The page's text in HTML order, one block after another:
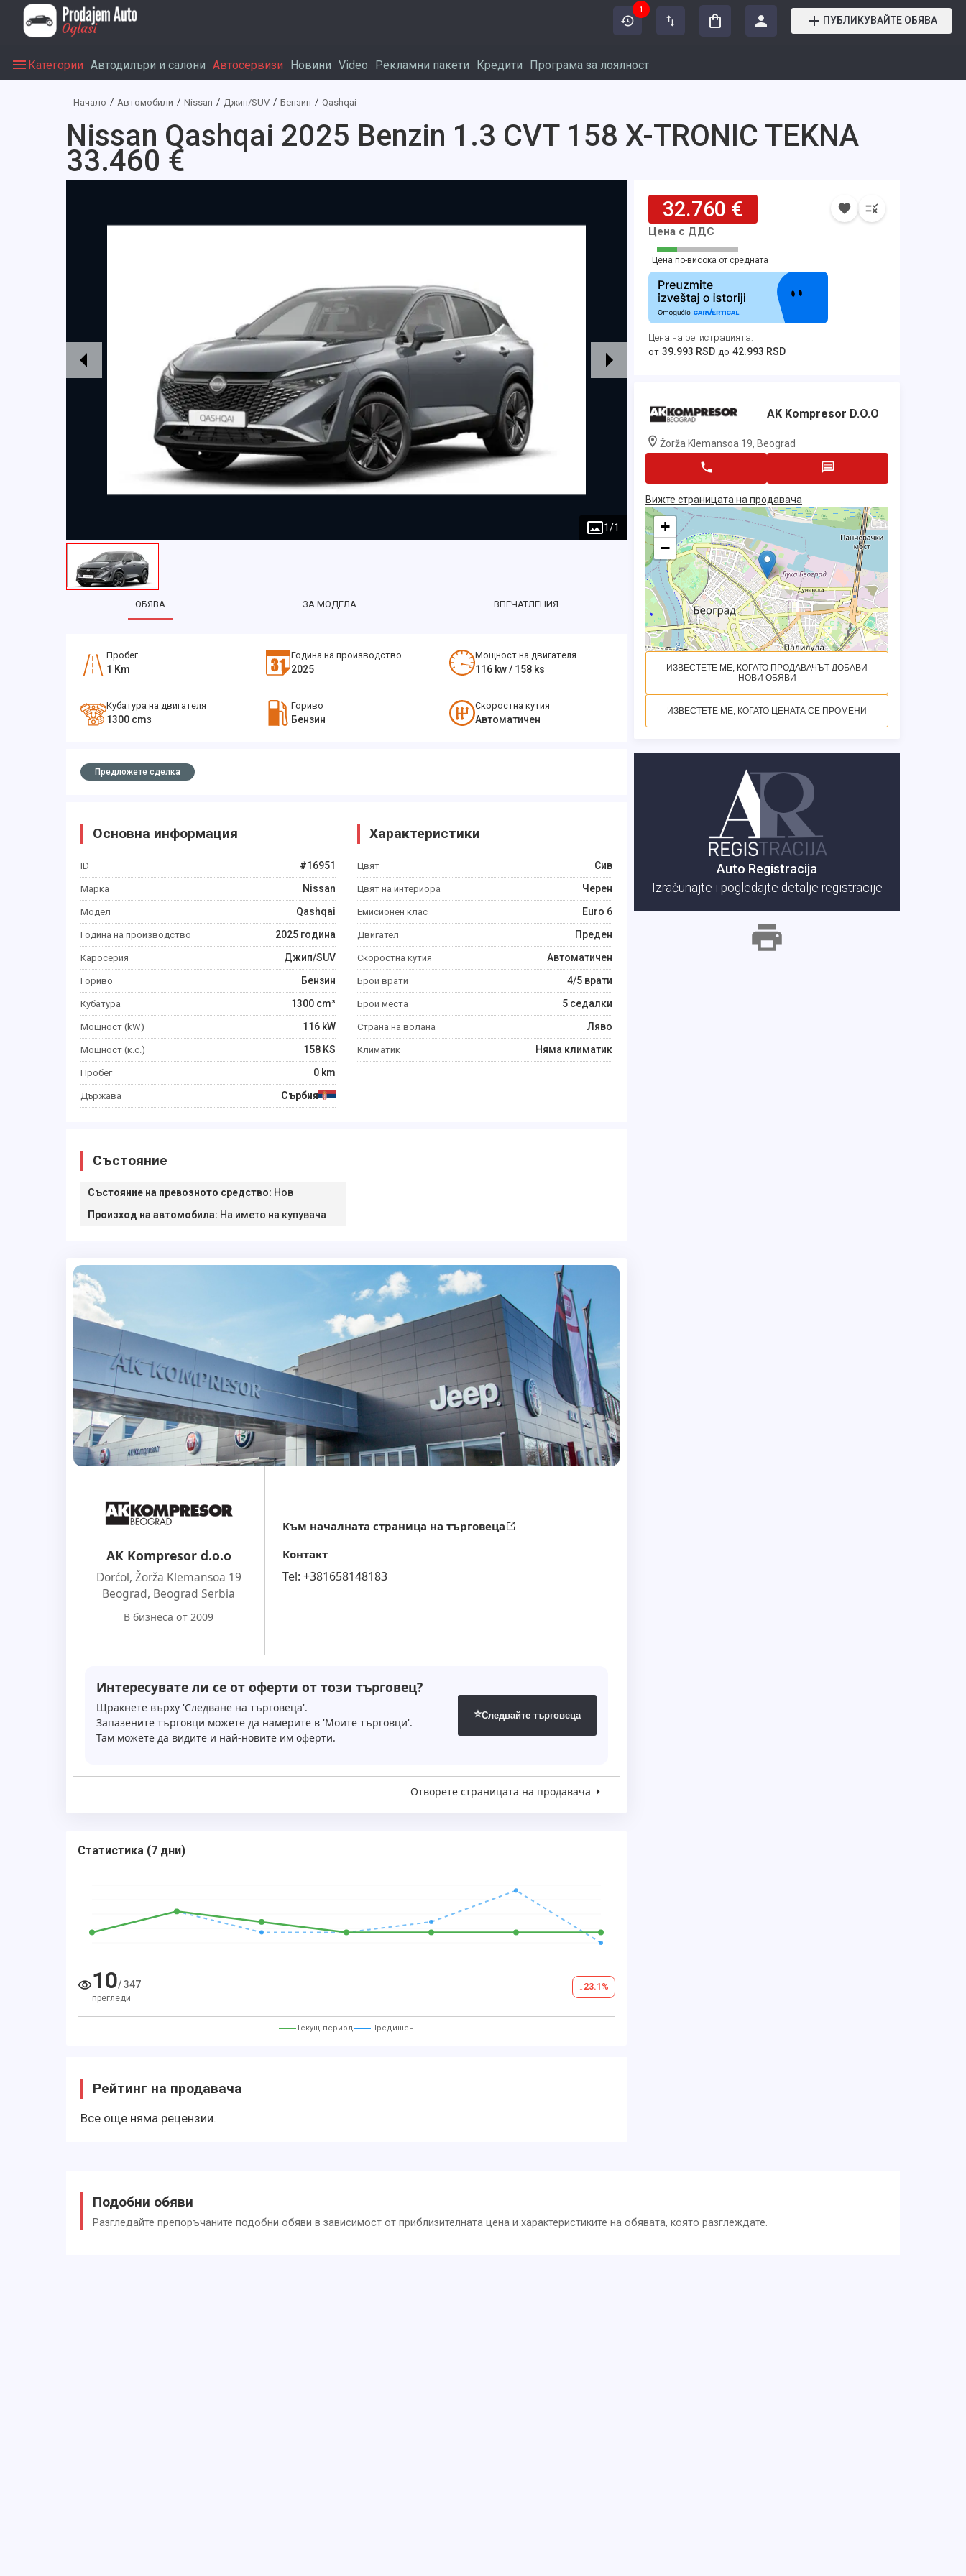
1
ПУБЛИКУВАЙТЕ ОБЯВА
Категории Автодилъри и салони Автосервизи Новини Video Рекламни пакети Кредити Програма за лоялност
Начало Автомобили Nissan Джип/SUV Бензин Qashqai
Nissan Qashqai 2025 Benzin 1.3 CVT 158 X-TRONIC TEKNA
33.460 €
1/1
ОБЯВА ЗА МОДЕЛА ВПЕЧАТЛЕНИЯ
Пробег
1 Km
Година на производство
2025
Мощност на двигателя
116 kw / 158 ks
Кубатура на двигателя
1300 cm3
Гориво
Бензин
Скоростна кутия
Автоматичен
Предложете сделка
Основна информация
ID #16951
Марка Nissan
Модел Qashqai
Година на производство 2025 година
Каросерия Джип/SUV
Гориво Бензин
Кубатура 1300 cm³
Мощност (kW) 116 kW
Мощност (к.с.) 158 KS
Пробег 0 km
Държава Сърбия
Характеристики
Цвят Сив
Цвят на интериора Черен
Емисионен клас Euro 6
Двигател Преден
Скоростна кутия Автоматичен
Брой врати 4/5 врати
Брой места 5 седалки
Страна на волана Ляво
Климатик Няма климатик
Състояние
Състояние на превозното средство: Нов
Произход на автомобила: На името на купувача
AK Kompresor d.o.o
Dorćol, Žorža Klemansoa 19
Beograd, Beograd Serbia
В бизнеса от 2009
Към началната страница на търговеца
Контакт
Tel: +381658148183
Интересувате ли се от оферти от този търговец?
Щракнете върху 'Следване на търговеца'.
Запазените търговци можете да намерите в 'Моите търговци'.
Там можете да видите и най-новите им оферти.
⭐Следвайте търговеца
Отворете страницата на продавача
Статистика (7 дни)
10/347
прегледи
↓ 23.1 %
Текущ период Предишен
Рейтинг на продавача
Все още няма рецензии.
32.760 €
Цена с ДДС
Цена по-висока от средната
Цена на регистрацията:
от 39.993 RSD до 42.993 RSD
AK Kompresor D.o.o
Žorža Klemansoa 19, Beograd
Вижте страницата на продавача
+
−
ИЗВЕСТЕТЕ МЕ, КОГАТО ПРОДАВАЧЪТ ДОБАВИ
НОВИ ОБЯВИ
ИЗВЕСТЕТЕ МЕ, КОГАТО ЦЕНАТА СЕ ПРОМЕНИ
Auto Registracija
Izračunajte i pogledajte detalje registracije
Подобни обяви
Разгледайте препоръчаните подобни обяви в зависимост от приблизителната цена и характеристиките на обявата, която разглеждате.